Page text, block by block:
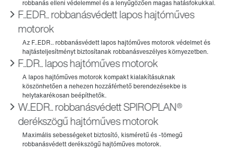
F..EDR.. robbanásvédett lapos hajtóműves
motorok
F..DR.. lapos hajtóműves motorok
W..EDR.. robbanásvédett SPIROPLAN®
derékszögű hajtóműves motorok